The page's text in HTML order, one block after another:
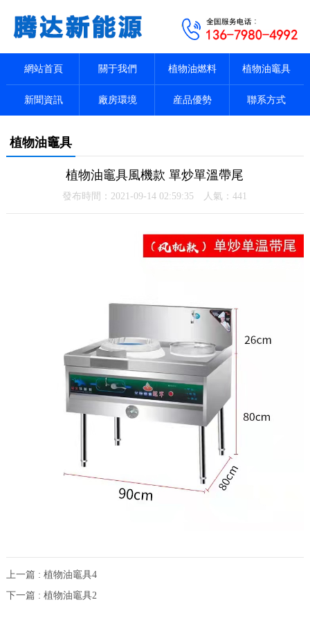
網站首頁 關于我們 植物油燃料 植物油竈具
新聞資訊 廠房環境 産品優勢 聯系方式
植物油竈具
植物油竈具風機款 單炒單溫帶尾
發布時間：2021-09-14 02:59:35 人氣：441
上一篇 : 植物油竈具4
下一篇 : 植物油竈具2